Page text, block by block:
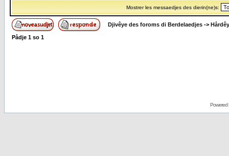
Mostrer les messaedjes des dierin(ne)s:
Djivêye des foroms di Berdelaedjes ->
Pådje 1 so 1
Powered